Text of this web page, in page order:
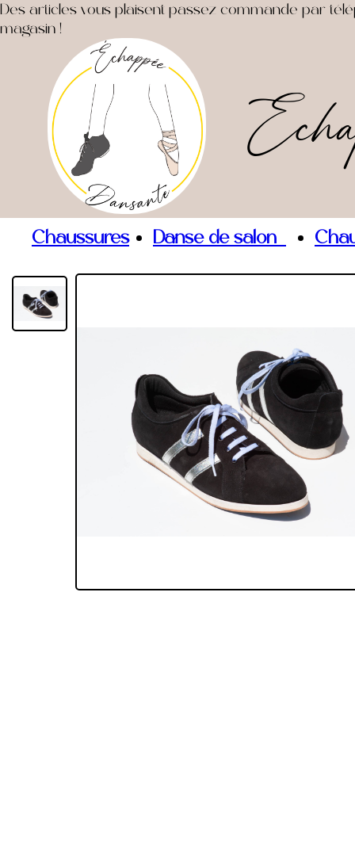
Des articles vous plaisent passez commande par
magasin !
Chaussures Danse de salon